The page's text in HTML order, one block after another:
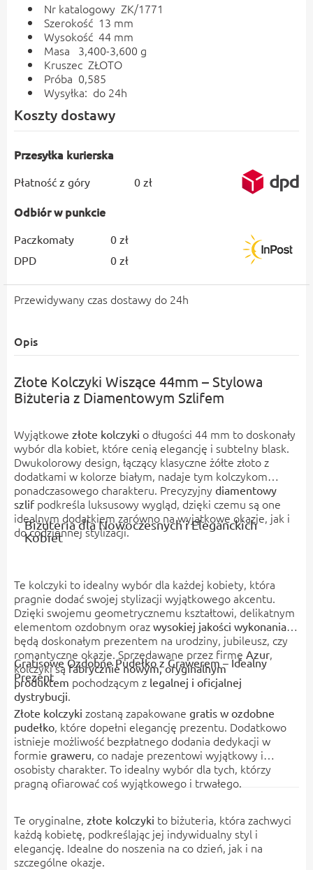
Nr katalogowy ZK/1771
Szerokość 13 mm
Wysokość 44 mm
Masa 3,400-3,600 g
Kruszec ZŁOTO
Próba 0,585
Wysyłka: do 24h
Koszty dostawy
Przesyłka kurierska
Płatność z góry 0 zł
Odbiór w punkcie
Paczkomaty
0 zł
DPD
0 zł
Przewidywany czas dostawy do 24h
Opis
Złote Kolczyki Wiszące 44mm – Stylowa
Biżuteria z Diamentowym Szlifem
Wyjątkowe złote kolczyki o długości 44 mm to doskonały
wybór dla kobiet, które cenią elegancję i subtelny blask.
Dwukolorowy design, łączący klasyczne żółte złoto z
dodatkami w kolorze białym, nadaje tym kolczykom
ponadczasowego charakteru. Precyzyjny diamentowy
szlifpodkreśla luksusowy wygląd, dzięki czemu są one
idealnym dodatkiem zarówno na wyjątkowe okazje, jak i
do codziennej stylizacji.
Biżuteria dla Nowoczesnych i Eleganckich
Kobiet
Te kolczyki to idealny wybór dla każdej kobiety, która
pragnie dodać swojej stylizacji wyjątkowego akcentu.
Dzięki swojemu geometrycznemu kształtowi, delikatnym
elementom ozdobnym oraz wysokiej jakości wykonania,
będą doskonałym prezentem na urodziny, jubileusz, czy
romantyczne okazje. Sprzedawane przez firmę Azur,
kolczyki sąfabrycznie nowym, oryginalnym
produktem pochodzącym z legalnej i oficjalnej
dystrybucji.
Gratisowe Ozdobne Pudełko z Grawerem – Idealny
Prezent
Złote kolczyki zostaną zapakowane gratis w ozdobne
pudełko, które dopełni elegancję prezentu. Dodatkowo
istnieje możliwość bezpłatnego dodania dedykacji w
formie graweru, co nadaje prezentowi wyjątkowy i
osobisty charakter. To idealny wybór dla tych, którzy
pragną ofiarować coś wyjątkowego i trwałego.
Te oryginalne, złote kolczyki to biżuteria, która zachwyci
każdą kobietę, podkreślając jej indywidualny styl i
elegancję. Idealne do noszenia na co dzień, jak i na
szczególne okazje.